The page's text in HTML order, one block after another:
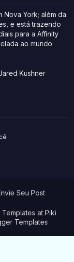
York; além da
e está trazendo
para a Affinity
ao mundo
Kushner
at Piki
Templates
Seu Post